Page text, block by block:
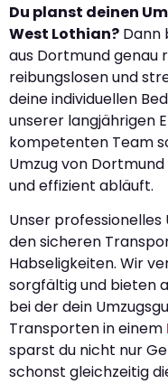
Du planst deinen
West Lothian? Dann
aus Dortmund genau
reibungslosen und
deine individuellen
unserer langjährigen
kompetenten Team
Umzug von
und effizient abläuft.
Unser
den sicheren
Habseligkeiten. Wir
sorgfältig und bieten
bei der dein
Transporten in einem
sparst du nicht nur
schonst gleichzeitig